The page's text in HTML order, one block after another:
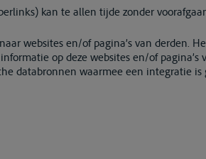
kan te allen tijde zonder
websites en/of pagina’s van derden.
op deze websites en/of
databronnen waarmee een integratie